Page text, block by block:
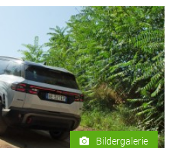
Bildergalerie